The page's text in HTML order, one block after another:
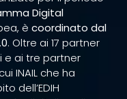
Digital
è coordinato dal
. Oltre ai 17 partner
e ai tre partner
INAIL che ha
dell’EDIH